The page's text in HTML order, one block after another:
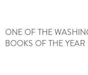
ONE OF THE
BOOKS OF THE YEAR